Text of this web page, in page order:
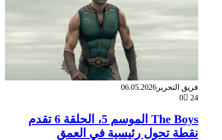
فريق التحرير 06.05.2026
0
24
The Boys الموسم 5، الحلقة 6 تقدم
نقطة تحول رئيسية في العمق